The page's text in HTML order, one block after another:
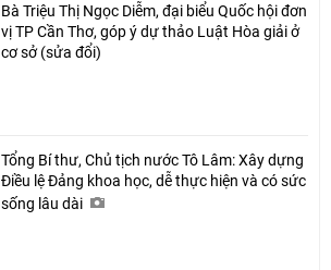
Bà Triệu Thị Ngọc Diễm, đại biểu Quốc hội đơn
vị TP Cần Thơ, góp ý dự thảo Luật Hòa giải ở
cơ sở (sửa đổi)
Tổng Bí thư, Chủ tịch nước Tô Lâm: Xây dựng
Điều lệ Đảng khoa học, dễ thực hiện và có sức
sống lâu dài